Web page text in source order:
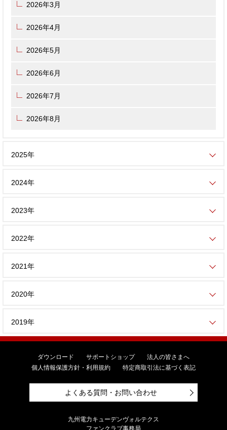
2026年3月
2026年4月
2026年5月
2026年6月
2026年7月
2026年8月
2025年
2024年
2023年
2022年
2021年
2020年
2019年
ダウンロード サポートショップ
法人の皆さまへ
個人情報保護方針・利用規約
特定商取引法に基づく表記
よくある質問・お問い合わせ
九州電力キューデンヴォルテクス
ファンクラブ事務局